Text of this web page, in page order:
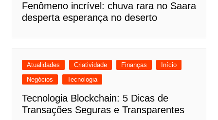
Fenômeno incrível: chuva rara no Saara
desperta esperança no deserto
Atualidades Criatividade Finanças
Início
Negócios
Tecnologia
Tecnologia Blockchain: 5 Dicas de
Transações Seguras e Transparentes